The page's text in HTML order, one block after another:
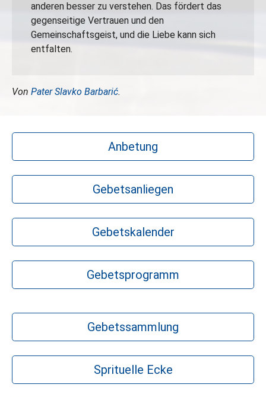
anderen besser zu verstehen. Das fördert das
gegenseitige Vertrauen und den
Gemeinschaftsgeist, und die Liebe kann sich
entfalten.
Von Pater Slavko Barbarić.
Anbetung
Gebetsanliegen
Gebetskalender
Gebetsprogramm
Gebetssammlung
Sprituelle Ecke